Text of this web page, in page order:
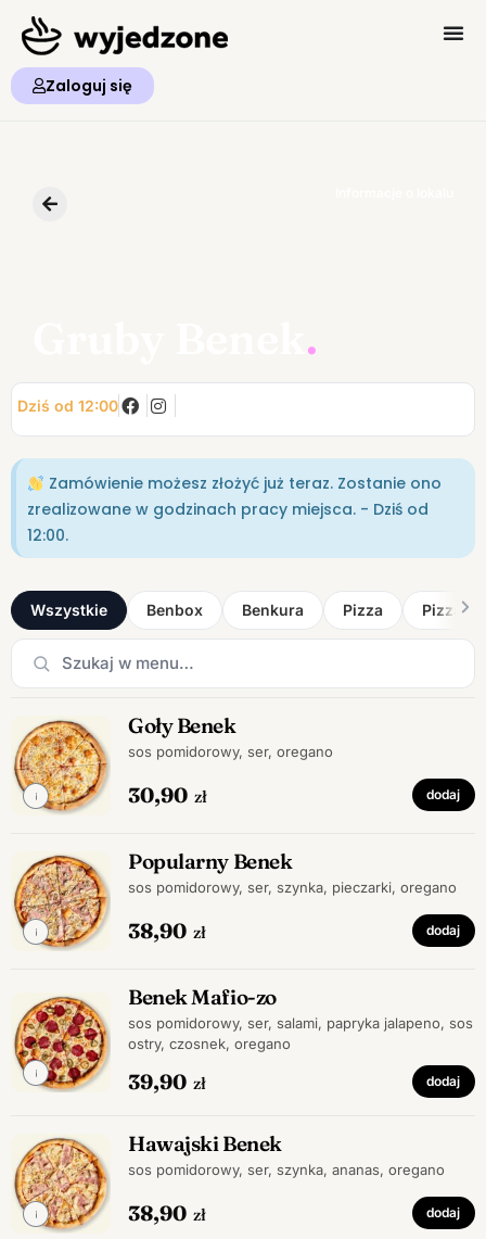
Zaloguj się
.
Dziś od 12:00
Zamówienie możesz złożyć już teraz. Zostanie ono
zrealizowane w godzinach pracy miejsca. - Dziś od
12:00.
Wszystkie Benbox Benkura Pizza Pizza
Goły Benek
sos pomidorowy, ser, oregano
30,90 zł dodaj
Popularny Benek
sos pomidorowy, ser, szynka, pieczarki, oregano
38,90 zł dodaj
Benek Mafio-zo
sos pomidorowy, ser, salami, papryka jalapeno, sos
ostry, czosnek, oregano
39,90 zł dodaj
Hawajski Benek
sos pomidorowy, ser, szynka, ananas, oregano
38,90 zł dodaj